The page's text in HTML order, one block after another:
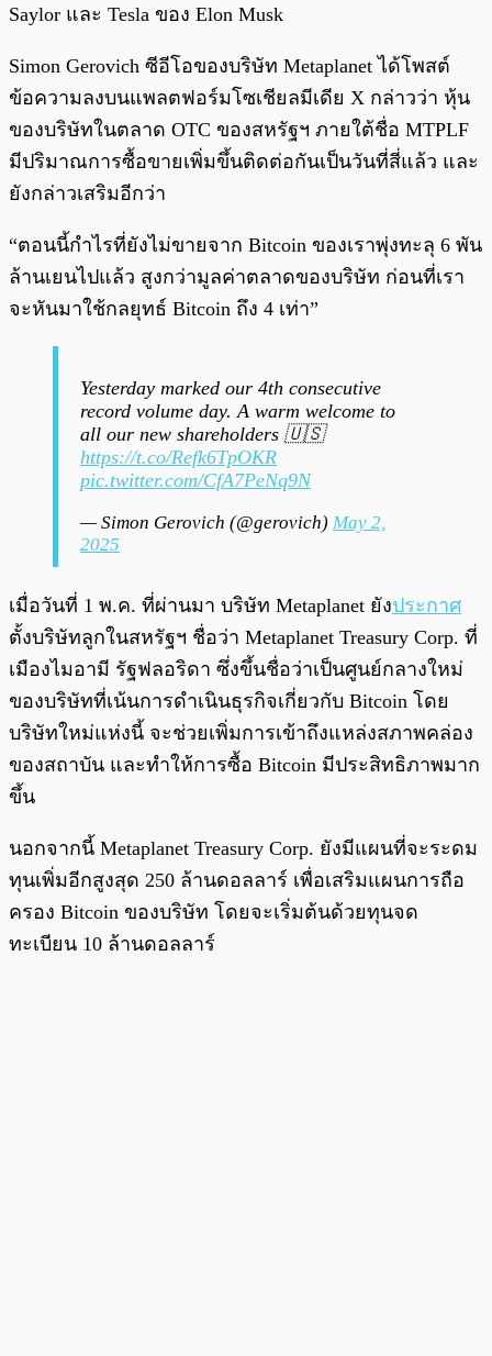
Saylor และ Tesla ของ Elon Musk
Simon Gerovich ซีอีโอของบริษัท Metaplanet ได้โพสต์
ข้อความลงบนแพลตฟอร์มโซเชียลมีเดีย X กล่าวว่า หุ้น
ของบริษัทในตลาด OTC ของสหรัฐฯ ภายใต้ชื่อ MTPLF
มีปริมาณการซื้อขายเพิ่มขึ้นติดต่อกันเป็นวันที่สี่แล้ว และ
ยังกล่าวเสริมอีกว่า
“ตอนนี้กำไรที่ยังไม่ขายจาก Bitcoin ของเราพุ่งทะลุ 6 พัน
ล้านเยนไปแล้ว สูงกว่ามูลค่าตลาดของบริษัท ก่อนที่เรา
จะหันมาใช้กลยุทธ์ Bitcoin ถึง 4 เท่า”
Yesterday marked our 4th consecutive
record volume day. A warm welcome to
all our new shareholders 🇺🇸
https://t.co/Refk6TpOKR
pic.twitter.com/CfA7PeNq9N
— Simon Gerovich (@gerovich) May 2,
2025
เมื่อวันที่ 1 พ.ค. ที่ผ่านมา บริษัท Metaplanet ยังประกาศ
ตั้งบริษัทลูกในสหรัฐฯ ชื่อว่า Metaplanet Treasury Corp. ที่
เมืองไมอามี รัฐฟลอริดา ซึ่งขึ้นชื่อว่าเป็นศูนย์กลางใหม่
ของบริษัทที่เน้นการดำเนินธุรกิจเกี่ยวกับ Bitcoin โดย
บริษัทใหม่แห่งนี้ จะช่วยเพิ่มการเข้าถึงแหล่งสภาพคล่อง
ของสถาบัน และทำให้การซื้อ Bitcoin มีประสิทธิภาพมาก
ขึ้น
นอกจากนี้ Metaplanet Treasury Corp. ยังมีแผนที่จะระดม
ทุนเพิ่มอีกสูงสุด 250 ล้านดอลลาร์ เพื่อเสริมแผนการถือ
ครอง Bitcoin ของบริษัท โดยจะเริ่มต้นด้วยทุนจด
ทะเบียน 10 ล้านดอลลาร์